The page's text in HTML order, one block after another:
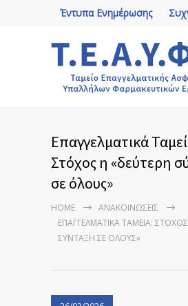
Έντυπα Ενημέρωσης
Επαγγελματικά
Στόχος η «δεύτερη
σε όλους»
HOME
ΑΝΑΚΟΙΝΏΣΕΙΣ
ΕΠΑΓΓΕΛΜΑΤΙΚΆ ΤΑΜΕΊΑ:
ΣΎΝΤΑΞΗ ΣΕ ΌΛΟΥΣ»